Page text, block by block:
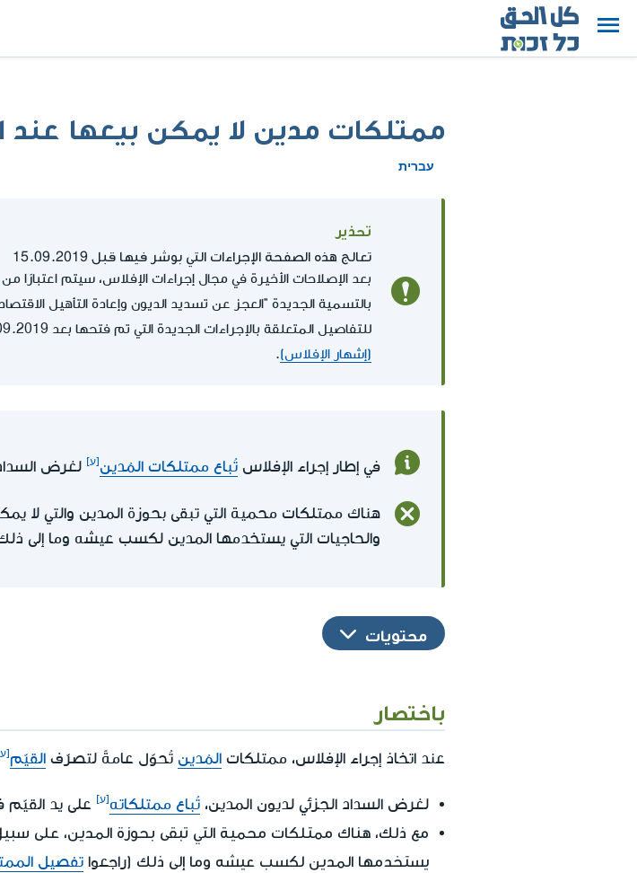
ممتلكات مدين لا يمكن بيعها عند
עברית
تحذير
تعالج هذه الصفحة الإجراءات التي بوشر فيها قبل 15.09.2019
بالتسمية الجديدة "العجز عن تسديد الديون وإعادة التأهيل
للتفاصيل المتعلقة بالإجراءات الجديدة التي تم فتحها بعد 15.09.2019، راجعوا
(إشهار الإفلاس).
في إطار إجراء الإفلاس تُباع ممتلكات المُدين لغرض
هناك ممتلكات محمية التي تبقى بحوزة المدين والتي لا
والحاجيات التي يستخدمها المدين لكسب عيشه وما إلى
محتويات
باختصار
عند اتخاذ إجراء الإفلاس، ممتلكات المُدين تُحوّل عامةً لتصرّف القيّم
لغرض السداد الجزئي لديون المدين، تُباع ممتلكاته على يد القيّم
مع ذلك، هناك ممتلكات محمية التي تبقى بحوزة المدين، على سبيل
يستخدمها المدين لكسب عيشه وما إلى ذلك (راجعوا تفصيل